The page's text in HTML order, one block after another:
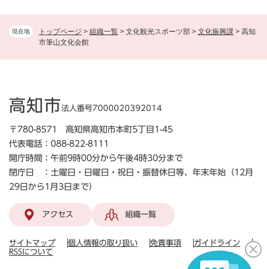
現在地 トップページ > 組織一覧 > 文化観光スポーツ部 > 文化振興課 > 高知
市筆山文化会館
高知市法人番号7000020392014
〒780-8571 高知県高知市本町5丁目1-45
代表電話：088-822-8111
開庁時間：午前9時00分から午後4時30分まで
閉庁日 ：土曜日・日曜日・祝日・振替休日等、年末年始（12月
29日から1月3日まで）
アクセス 組織一覧
サイトマップ 個人情報の取り扱い 免責事項
ガイドライン
RSSについて